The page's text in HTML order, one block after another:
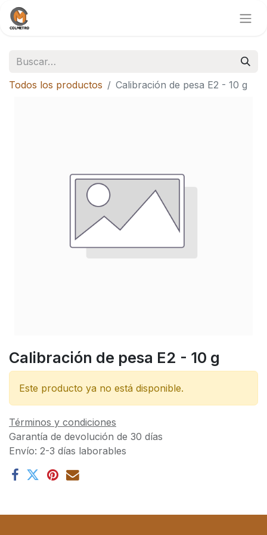
Todos los productos Calibración de pesa E2 - 10 g
Calibración de pesa E2 - 10 g
Este producto ya no está disponible.
Términos y condiciones
Garantía de devolución de 30 días
Envío: 2-3 días laborables